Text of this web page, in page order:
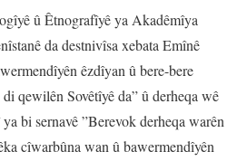
û Êtnografîyê ya Akadêmîya
da destnivîsa xebata Emînê
êzdîyan û bere-bere
qewilên Sovêtîyê da” û derheqa wê
bi sernavê ”Berevok derheqa warên
cîwarbûna wan û bawermendîyên